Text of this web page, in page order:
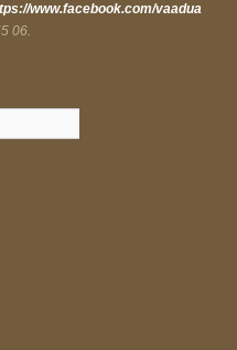
www.facebook.com/vaadua
06.